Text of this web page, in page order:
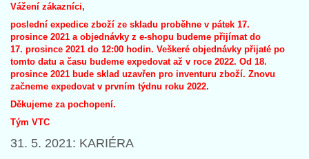
Vážení zákazníci,
poslední expedice zboží ze skladu proběhne v pátek 17.
prosince 2021 a objednávky z e-shopu budeme přijímat do
17. prosince 2021 do 12:00 hodin. Veškeré objednávky přijaté po
tomto datu a času budeme expedovat až v roce 2022. Od 18.
prosince 2021 bude sklad uzavřen pro inventuru zboží. Znovu
začneme expedovat v prvním týdnu roku 2022.
Děkujeme za pochopení.
Tým VTC
31. 5. 2021: KARIÉRA